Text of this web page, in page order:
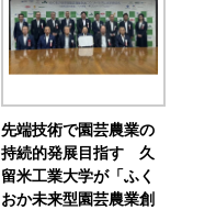
先端技術で園芸農業の
持続的発展目指す 久
留米工業大学が「ふく
おか未来型園芸農業創